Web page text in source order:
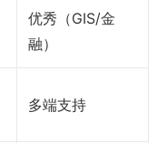
优秀（GIS/金
融）
多端支持